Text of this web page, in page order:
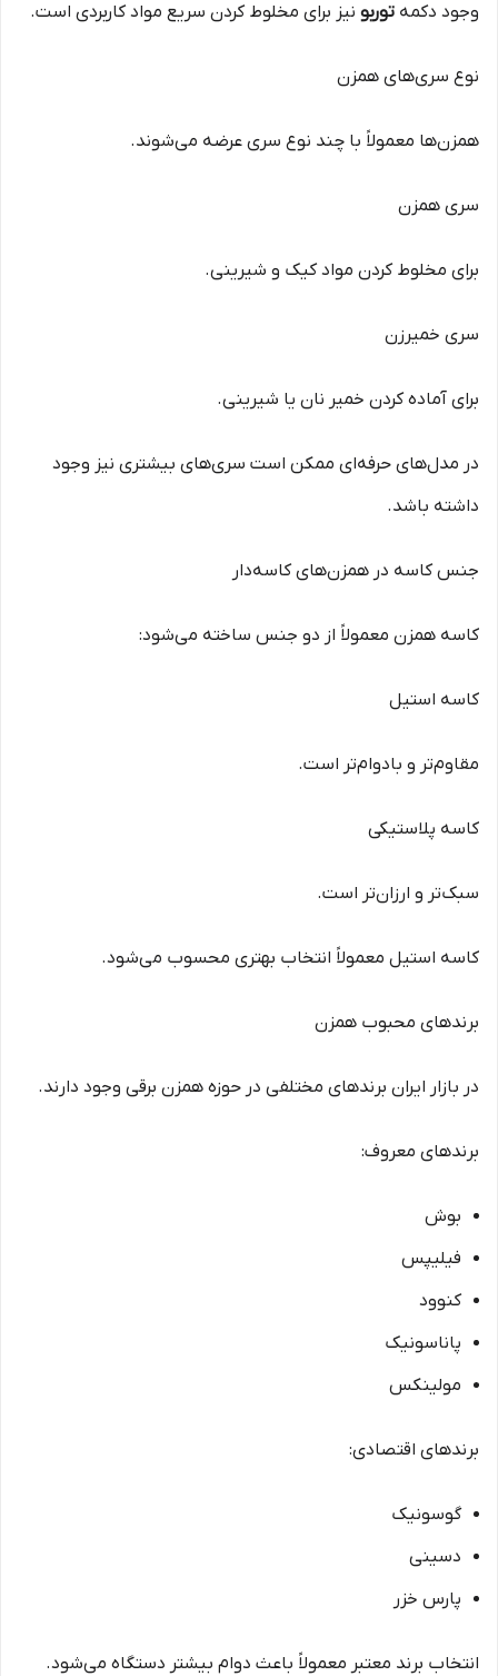
وجود دکمه توربو نیز برای مخلوط کردن سریع مواد کاربردی است.
نوع سری‌های همزن
همزن‌ها معمولاً با چند نوع سری عرضه می‌شوند.
سری همزن
برای مخلوط کردن مواد کیک و شیرینی.
سری خمیرزن
برای آماده کردن خمیر نان یا شیرینی.
در مدل‌های حرفه‌ای ممکن است سری‌های بیشتری نیز وجود
داشته باشد.
جنس کاسه در همزن‌های کاسه‌دار
کاسه همزن معمولاً از دو جنس ساخته می‌شود:
کاسه استیل
مقاوم‌تر و بادوام‌تر است.
کاسه پلاستیکی
سبک‌تر و ارزان‌تر است.
کاسه استیل معمولاً انتخاب بهتری محسوب می‌شود.
برندهای محبوب همزن
در بازار ایران برندهای مختلفی در حوزه همزن برقی وجود دارند.
برندهای معروف:
بوش
فیلیپس
کنوود
پاناسونیک
مولینکس
برندهای اقتصادی:
گوسونیک
دسینی
پارس خزر
انتخاب برند معتبر معمولاً باعث دوام بیشتر دستگاه می‌شود.